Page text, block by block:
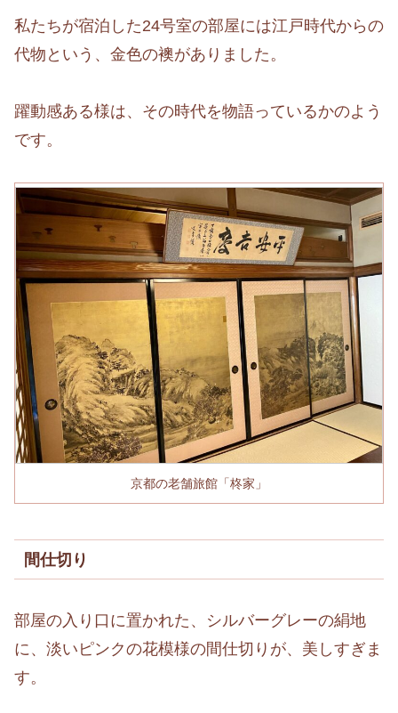
私たちが宿泊した24号室の部屋には江戸時代からの
代物という、金色の襖がありました。
躍動感ある様は、その時代を物語っているかのよう
です。
京都の老舗旅館「柊家」
間仕切り
部屋の入り口に置かれた、シルバーグレーの絹地
に、淡いピンクの花模様の間仕切りが、美しすぎま
す。